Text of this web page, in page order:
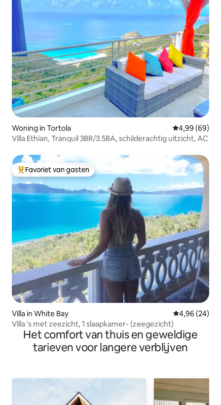
Woning in Tortola Gemiddelde
4,99 (69)
Villa Ethian, Tranquil 3BR/3.5BA, schilderachtig uitzicht, AC
Topfavoriet van gasten
Favoriet van gasten
Villa in White Bay Gemiddelde
4,96 (24)
Villa 's met zeezicht, 1 slaapkamer- (zeegezicht)
Het comfort van thuis en geweldige
tarieven voor langere verblijven